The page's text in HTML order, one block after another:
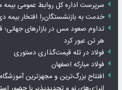
سرپرست اداره کل روابط عمومی
خدمت به بازنشستگان‌را افتخار بیمه
هر تن عبور کرد
فولاد در تله قیمت‌گذاری دستوری
فولاد مبارکه اصفهان
افتتاح بزرگ‌ترین و مجهزترین